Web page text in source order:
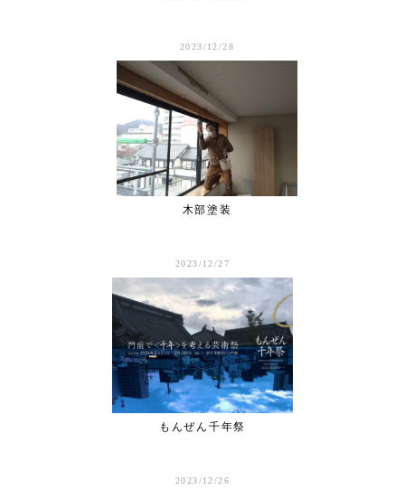
2023/12/28
木部塗装
2023/12/27
もんぜん千年祭
2023/12/26